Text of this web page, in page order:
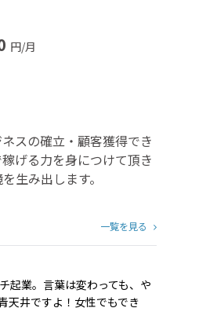
円/月
スの確立・顧客獲得でき
げる力を身につけて頂き
生み出します。
一覧を見る
起業。言葉は変わっても、や
天井ですよ！女性でもでき